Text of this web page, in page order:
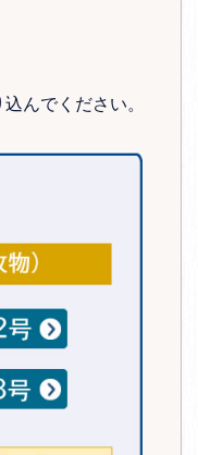
んでください。